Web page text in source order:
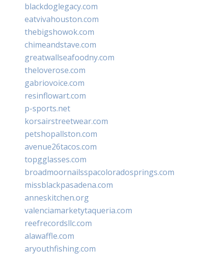
blackdoglegacy.com
eatvivahouston.com
thebigshowok.com
chimeandstave.com
greatwallseafoodny.com
theloverose.com
gabriovoice.com
resinflowart.com
p-sports.net
korsairstreetwear.com
petshopallston.com
avenue26tacos.com
topgglasses.com
broadmoornailsspacoloradosprings.com
missblackpasadena.com
anneskitchen.org
valenciamarketytaqueria.com
reefrecordsllc.com
alawaffle.com
aryouthfishing.com